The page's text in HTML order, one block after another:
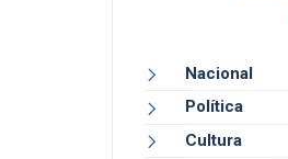
Nacional
Política
Cultura